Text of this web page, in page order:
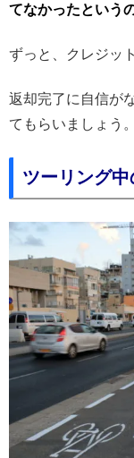
てなかったという
ずっと、クレジッ
返却完了に自信が
てもらいましょう。
ツーリング